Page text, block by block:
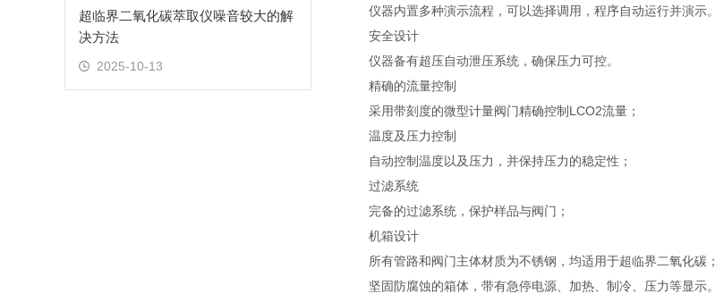
超临界二氧化碳萃取仪噪音较大的解
决方法
2025-10-13
仪器内置多种演示流程，可以选择调用，程序自动运行并演示。
安全设计
仪器备有超压自动泄压系统，确保压力可控。
精确的流量控制
采用带刻度的微型计量阀门精确控制LCO2流量；
温度及压力控制
自动控制温度以及压力，并保持压力的稳定性；
过滤系统
完备的过滤系统，保护样品与阀门；
机箱设计
所有管路和阀门主体材质为不锈钢，均适用于超临界二氧化碳；
坚固防腐蚀的箱体，带有急停电源、加热、制冷、压力等显示。